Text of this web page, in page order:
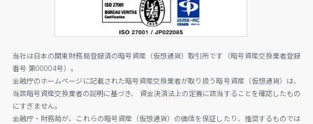
当社は日本の関東財務局登録済の暗号資産（仮想通貨）取引所です（暗号資産交換業者登録
番号 第00004号）。
金融庁のホームページに記載された暗号資産交換業者が取り扱う暗号資産（仮想通貨）は、
当該暗号資産交換業者の説明に基づき、 資金決済法上の定義に該当することを確認したもの
にすぎません。
金融庁・財務局が、これらの暗号資産（仮想通貨）の価値を保証したり、推奨するものでは